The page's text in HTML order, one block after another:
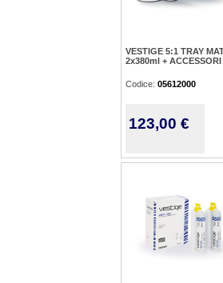
VESTIGE 5:1 TRAY
2x380ml + ACCESSORI
Codice: 05612000
123,00 €